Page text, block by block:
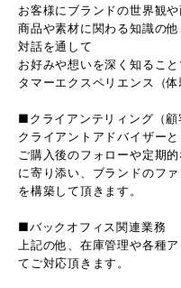
お客様にブランドの世界観や
商品や素材に関わる知識の
対話を通して
お好みや想いを深く知るこ
タマーエクスペリエンス（体
■クライアンテリィング（顧
クライアントアドバイザー
ご購入後のフォローや定期
に寄り添い、ブランドのフ
を構築して頂きます。
■バックオフィス関連業務
上記の他、在庫管理や各種
てご対応頂きます。